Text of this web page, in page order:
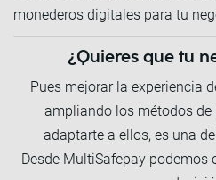
monederos digitales para tu
¿Quieres que tu
Pues mejorar la experiencia
ampliando los métodos de
adaptarte a ellos, es una
Desde MultiSafepay podemos